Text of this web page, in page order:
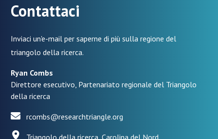
Contattaci
Inviaci un'e-mail per saperne di più sulla regione del
triangolo della ricerca.
Ryan Combs
Direttore esecutivo, Partenariato regionale del Triangolo
della ricerca
rcombs@researchtriangle.org
Triangolo della ricerca, Carolina del Nord